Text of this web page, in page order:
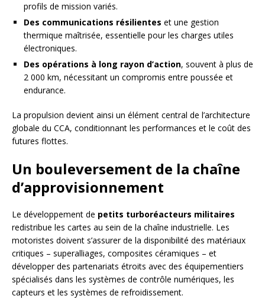
profils de mission variés.
Des communications résilientes et une gestion
thermique maîtrisée, essentielle pour les charges utiles
électroniques.
Des opérations à long rayon d’action, souvent à plus de
2 000 km, nécessitant un compromis entre poussée et
endurance.
La propulsion devient ainsi un élément central de l’architecture
globale du CCA, conditionnant les performances et le coût des
futures flottes.
Un bouleversement de la chaîne
d’approvisionnement
Le développement de petits turboréacteurs militaires
redistribue les cartes au sein de la chaîne industrielle. Les
motoristes doivent s’assurer de la disponibilité des matériaux
critiques – superalliages, composites céramiques – et
développer des partenariats étroits avec des équipementiers
spécialisés dans les systèmes de contrôle numériques, les
capteurs et les systèmes de refroidissement.